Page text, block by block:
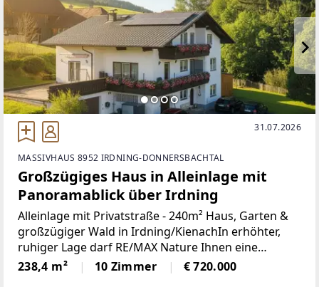
31.07.2026
MASSIVHAUS 8952 IRDNING-DONNERSBACHTAL
Großzügiges Haus in Alleinlage mit
Panoramablick über Irdning
Alleinlage mit Privatstraße - 240m² Haus, Garten &
großzügiger Wald in Irdning/KienachIn erhöhter,
ruhiger Lage darf RE/MAX Nature Ihnen eine
außergewöhnliche Immobilie in Irdning, Ortsteil
Kienach vorstellen.Das Haus ist über eine
238,4 m² 10 Zimmer € 720.000